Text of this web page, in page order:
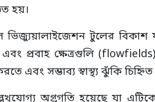
হয়।
টুলের
ক্ষেত্রগুলি
এবং সম্ভাব্য স্বাস্থ্য ঝুঁকি
অগ্রগতি হয়েছে যা